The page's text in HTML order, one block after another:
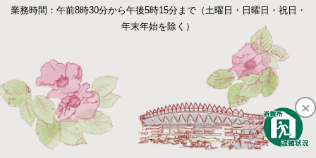
業務時間：午前8時30分から午後5時15分まで（土曜日・日曜日・祝日・
年末年始を除く）